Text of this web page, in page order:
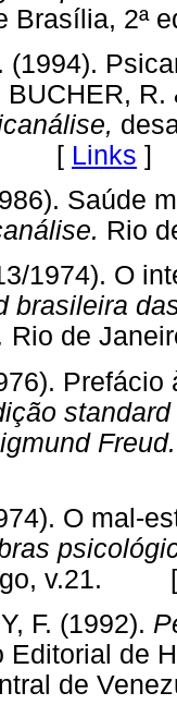
Brasília,
(1994).
R.
[ Links ]
Saúde
Rio
1974). O
brasileira
Rio de
Freud.
O mal-
v.21.
F. (1992).
Editorial de
de